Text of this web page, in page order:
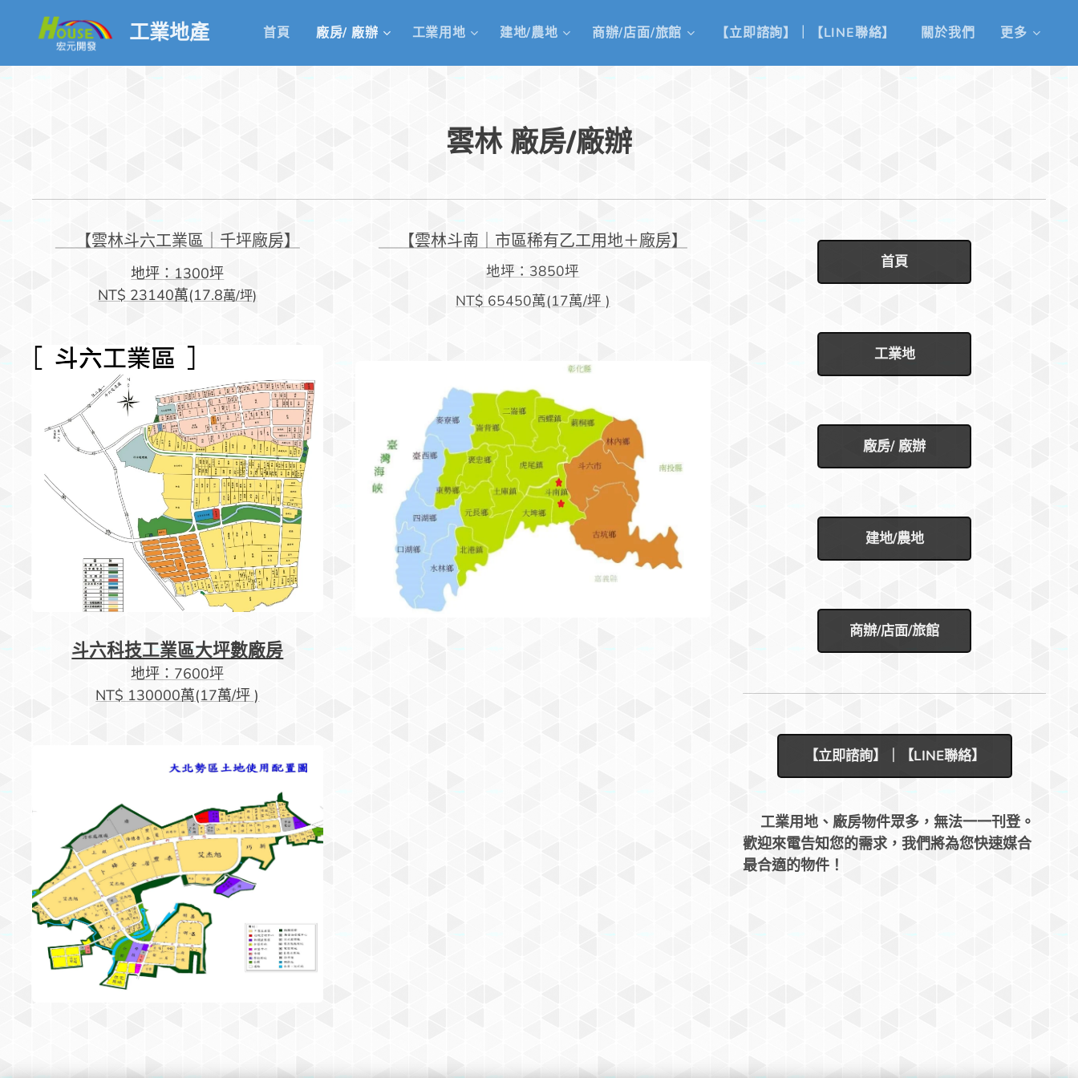
工業地產 首頁 廠房/ 廠辦 工業用地 建地/農地 商辦/店面/旅館 【立即諮詢】｜【LINE聯絡】 關於我們 更多
雲林 廠房/廠辦
🏭【雲林斗六工業區｜千坪廠房】
地坪：1300坪
NT$ 23140萬(17.8萬/坪)
斗六科技工業區大坪數廠房
地坪：7600坪
NT$ 130000萬(17萬/坪 )
🌟【雲林斗南｜市區稀有乙工用地＋廠房】
地坪：3850坪
NT$ 65450萬(17萬/坪 )
首頁
工業地
廠房/ 廠辦
建地/農地
商辦/店面/旅館
【立即諮詢】｜【LINE聯絡】
工業用地、廠房物件眾多，無法一一刊登。
歡迎來電告知您的需求，我們將為您快速媒合
最合適的物件！